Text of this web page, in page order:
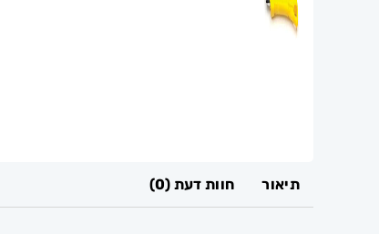
תיאור חוות דעת (0)